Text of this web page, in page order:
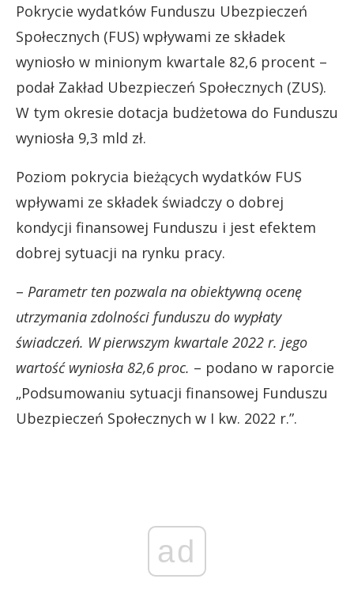
Pokrycie wydatków Funduszu Ubezpieczeń
Społecznych (FUS) wpływami ze składek
wyniosło w minionym kwartale 82,6 procent –
podał Zakład Ubezpieczeń Społecznych (ZUS).
W tym okresie dotacja budżetowa do Funduszu
wyniosła 9,3 mld zł.
Poziom pokrycia bieżących wydatków FUS
wpływami ze składek świadczy o dobrej
kondycji finansowej Funduszu i jest efektem
dobrej sytuacji na rynku pracy.
– Parametr ten pozwala na obiektywną ocenę
utrzymania zdolności funduszu do wypłaty
świadczeń. W pierwszym kwartale 2022 r. jego
wartość wyniosła 82,6 proc. – podano w raporcie
„Podsumowaniu sytuacji finansowej Funduszu
Ubezpieczeń Społecznych w I kw. 2022 r.”.
ad